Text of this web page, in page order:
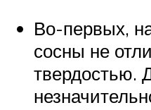
Во-первых,
сосны не
твердостью.